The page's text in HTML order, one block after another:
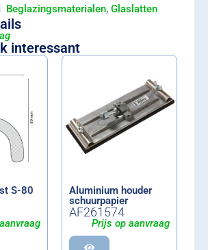
Beglazingsmaterialen, Glaslatten
interessant
S-80
Aluminium houder
schuurpapier
AF261574
Prijs op aanvraag